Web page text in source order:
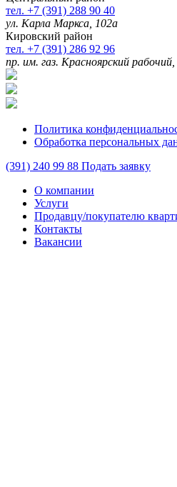
тел. +7 (391) 288 90 40
ул. Карла Маркса, 102а
Кировский район
тел. +7 (391) 286 92 96
пр. им. газ. Красноярский
Политика
Обработка персональных
(391) 240 99 88 Подать заявку
О компании
Услуги
Продавцу/покупателю
Контакты
Вакансии